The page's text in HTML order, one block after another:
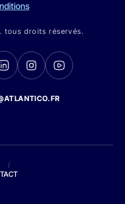
tous droits réservés.
/